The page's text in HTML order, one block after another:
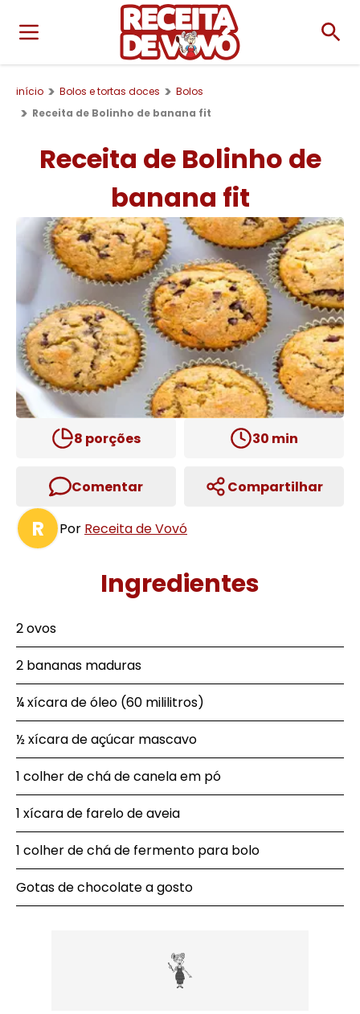
início Bolos e tortas doces
Bolos
Receita de Bolinho de banana fit
Receita de Bolinho de
banana fit
8 porções 30 min
Comentar Compartilhar
R Por Receita de Vovó
Ingredientes
2 ovos
2 bananas maduras
¼ xícara de óleo (60 mililitros)
½ xícara de açúcar mascavo
1 colher de chá de canela em pó
1 xícara de farelo de aveia
1 colher de chá de fermento para bolo
Gotas de chocolate a gosto